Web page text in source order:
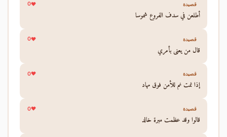
قصيدة 0
أطلعن في سدف الفروع شموسا
قصيدة 0
قال من يعنى بأمري
قصيدة 0
إذا نمت نم للأمن فوق مهاد
قصيدة 0
قالوا وقد عظمت مبرة خالد